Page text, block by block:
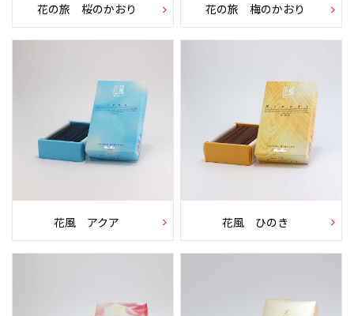
花の旅 桜のかおり 花の旅 梅のかおり
花風 アクア 花風 ひのき